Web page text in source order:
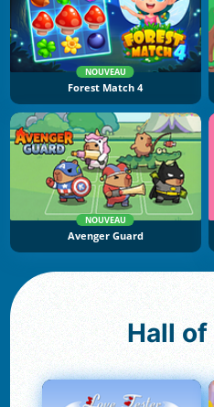
NOUVEAU
Forest Match 4
NOUVEAU
Avenger Guard
Hall of